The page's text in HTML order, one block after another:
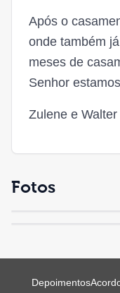
Após o
onde também
meses de
Senhor
Zulene e Walter
Fotos
Depoimentos